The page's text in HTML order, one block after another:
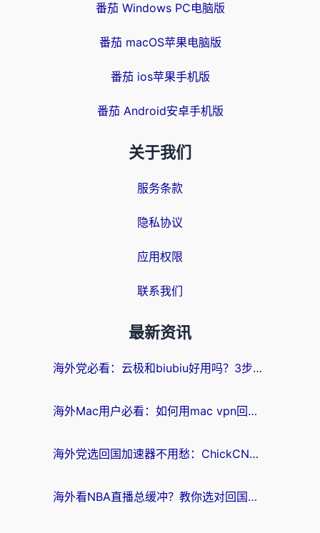
番茄 Windows PC电脑版
番茄 macOS苹果电脑版
番茄 ios苹果手机版
番茄 Android安卓手机版
关于我们
服务条款
隐私协议
应用权限
联系我们
最新资讯
海外党必看：云极和biubiu好用吗？3步选对回国加速器，无缝刷国内剧玩手游
海外Mac用户必看：如何用mac vpn回国实现无缝刷国内剧玩国服？
海外党选回国加速器不用愁：ChickCN和SpeedCN好用吗？实测对比+避坑指南
海外看NBA直播总缓冲？教你选对回国加速器，无缝看球还能刷国内剧